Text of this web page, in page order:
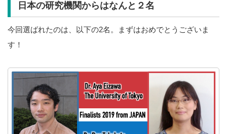
日本の研究機関からはなんと２名
今回選ばれたのは、以下の2名。まずはおめでとうございま
す！